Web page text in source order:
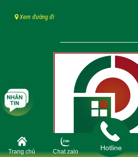
Xem đường đi
Trang chủ Chat zalo Hotline